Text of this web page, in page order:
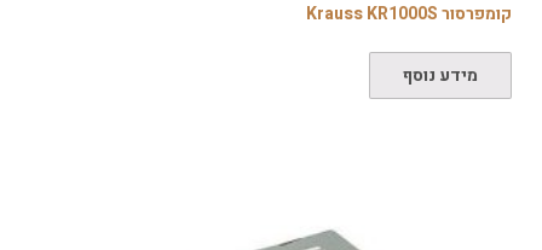
קומפרסור Krauss KR1000S
מידע נוסף